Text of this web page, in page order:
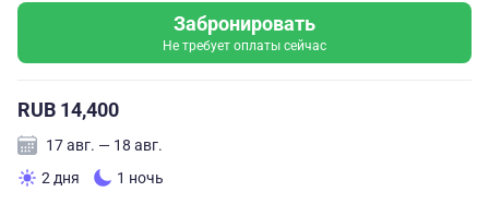
Забронировать
Не требует оплаты сейчас
RUB 14,400
17 авг. — 18 авг.
2 дня
1 ночь